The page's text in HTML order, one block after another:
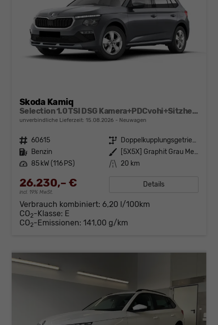
Skoda Kamiq
Selection 1.0 TSI DSG Kamera+PDCvohi+Sitzheizung+AppConnect+Sunset+Alu16
unverbindliche Lieferzeit: 15.08.2026 Neuwagen
Fahrzeugnr. 60615 Getriebe
Doppelkupplungsgetriebe (DSG)
Kraftstoff Benzin Außenfarbe
[5X5X] Graphit Grau Metallic
Leistung 85 kW (116 PS) Kilometerstand 20 km
26.230,– €
incl. 19% MwSt.
Details
Verbrauch kombiniert: 6,20 l/100km
CO2-Klasse: E
CO2-Emissionen: 141,00 g/km